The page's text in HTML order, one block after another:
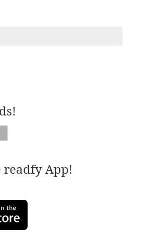
readfy App!